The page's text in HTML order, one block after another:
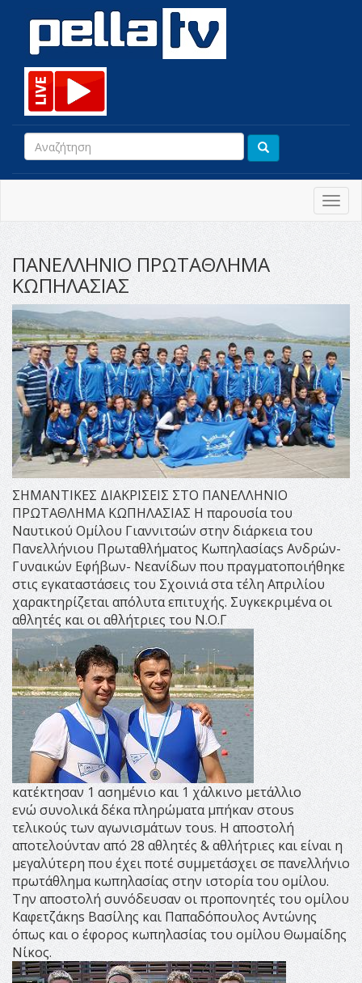
ΠΑΝΕΛΛΗΝΙΟ ΠΡΩΤΑΘΛΗΜΑ
ΚΩΠΗΛΑΣΙΑΣ
ΣΗΜΑΝΤΙΚΕΣ ΔΙΑΚΡΙΣΕΙΣ ΣΤΟ ΠΑΝΕΛΛΗΝΙΟ
ΠΡΩΤΑΘΛΗΜΑ ΚΩΠΗΛΑΣΙΑΣ Η παρουσία του
Ναυτικού Ομίλου Γιαννιτσών στην διάρκεια του
Πανελλήνιου Πρωταθλήματος Κωπηλασίαςs Ανδρών-
Γυναικών Εφήβων- Νεανίδων που πραγματοποιήθηκε
στις εγκαταστάσεις του Σχοινιά στα τέλη Απριλίου
χαρακτηρίζεται απόλυτα επιτυχής. Συγκεκριμένα οι
αθλητές και οι αθλήτριες του Ν.Ο.Γ
κατέκτησαν 1 ασημένιο και 1 χάλκινο μετάλλιο
ενώ συνολικά δέκα πληρώματα μπήκαν στουs
τελικούς των αγωνισμάτων τουs. Η αποστολή
αποτελούνταν από 28 αθλητές & αθλήτριες και είναι η
μεγαλύτερη που έχει ποτέ συμμετάσχει σε πανελλήνιο
πρωτάθλημα κωπηλασίας στην ιστορία του ομίλου.
Tην αποστολή συνόδευσαν οι προπονητές του ομίλου
Καφετζάκηs Βασίλης και Παπαδόπουλος Αντώνης
όπως και ο έφορος κωπηλασίας του ομίλου Θωμαίδης
Νίκος.